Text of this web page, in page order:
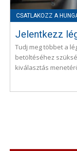
Jelentkezz
Tudj meg többet a
betöltéséhez
kiválasztás